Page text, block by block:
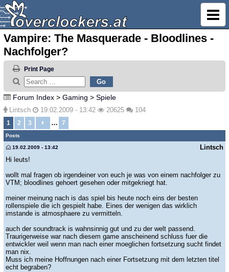
Vampire: The Masquerade - Bloodlines -
Nachfolger?
Print Page
Forum Index > Gaming > Spiele
Lintsch 19.02.2009 - 13:42 20625 104
1 2 3 … 7
Posts
Lintsch
19.02.2009 - 13:42
Hi leuts!
wollt mal fragen ob irgendeiner von euch je was von einem nachfolger zu
VTM; bloodlines gehoert gesehen oder mitgekriegt hat.
meiner meinung nach is das spiel bis heute noch eins der besten
rollenspiele die ich gespielt habe. Eines der wenigen das wirklich
imstande is atmosphaere zu vermitteln.
auch der soundtrack is wahnsinnig gut und zu der welt passend.
Traurigerweise war nach diesem game anscheinend schluss fuer die
entwickler weil wenn man nach einer moeglichen fortsetzung sucht findet
man nix.
Muss ich meine Hoffnungen nach einer Fortsetzung mit dem letzten titel
echt begraben?